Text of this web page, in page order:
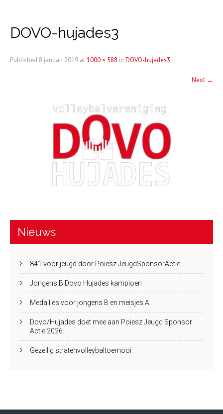
DOVO-hujades3
Published 8 januari 2019 at1000 × 588 in DOVO-hujades3
Next →
Nieuws
841 voor jeugd door Poiesz JeugdSponsorActie
Jongens B Dovo Hujades kampioen
Medailles voor jongens B en meisjes A
Dovo/Hujades doet mee aan Poiesz Jeugd Sponsor
Actie 2026
Gezellig stratenvolleybaltoernooi